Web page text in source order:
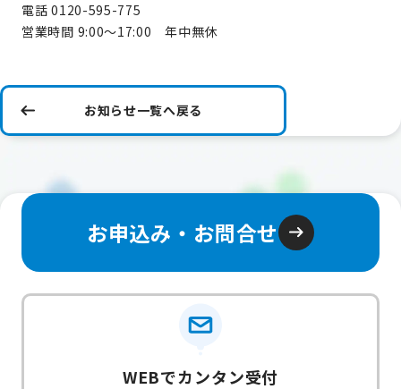
電話 0120-595-775
営業時間 9:00～17:00 年中無休
お知らせ一覧へ戻る
お申込み・お問合せ
WEBでカンタン受付